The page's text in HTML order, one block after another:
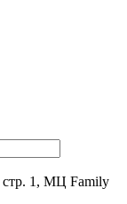
стр. 1, МЦ Family